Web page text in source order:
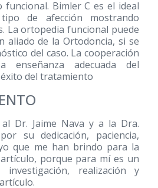
funcional. Bimler C es el ideal
de afección mostrando
La ortopedia funcional puede
aliado de la Ortodoncia, si se
del caso. La cooperación
adecuada del
del tratamiento
Dr. Jaime Nava y a la Dra.
su dedicación, paciencia,
que me han brindo para la
porque para mí es un
realización y